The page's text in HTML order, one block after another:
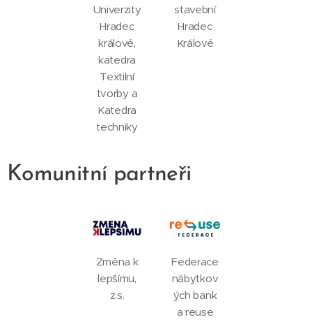
Univerzity
Hradec
králové,
katedra
Textilní
tvorby a
Katedra
techniky
stavební
Hradec
Králové
Komunitní partneři
Změna k
lepšímu,
z.s.
Federace
nábytkov
ých bank
a reuse